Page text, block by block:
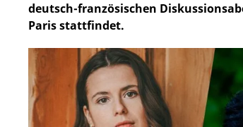
deutsch-französischen
Paris stattfindet.